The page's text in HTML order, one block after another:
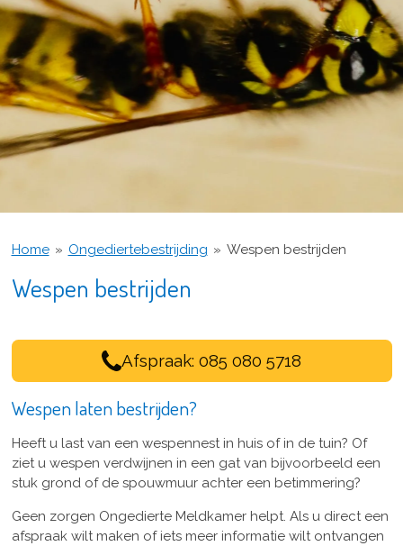
Home » Ongediertebestrijding » Wespen bestrijden
Wespen bestrijden
Afspraak: 085 080 5718
Wespen laten bestrijden?
Heeft u last van een wespennest in huis of in de tuin? Of
ziet u wespen verdwijnen in een gat van bijvoorbeeld een
stuk grond of de spouwmuur achter een betimmering?
Geen zorgen Ongedierte Meldkamer helpt. Als u direct een
afspraak wilt maken of iets meer informatie wilt ontvangen